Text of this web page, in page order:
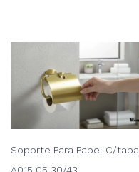
Soporte Para Papel C/tapa